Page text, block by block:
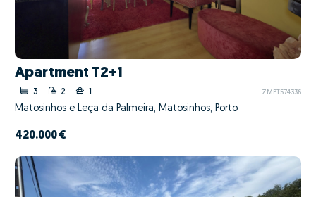
Apartment T2+1
3 2 1 ZMPT574336
Matosinhos e Leça da Palmeira, Matosinhos, Porto
420.000 €